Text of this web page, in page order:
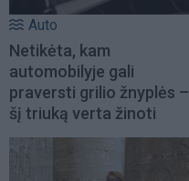
Auto
Netikėta, kam
automobilyje gali
praversti grilio žnyplės –
šį triuką verta žinoti